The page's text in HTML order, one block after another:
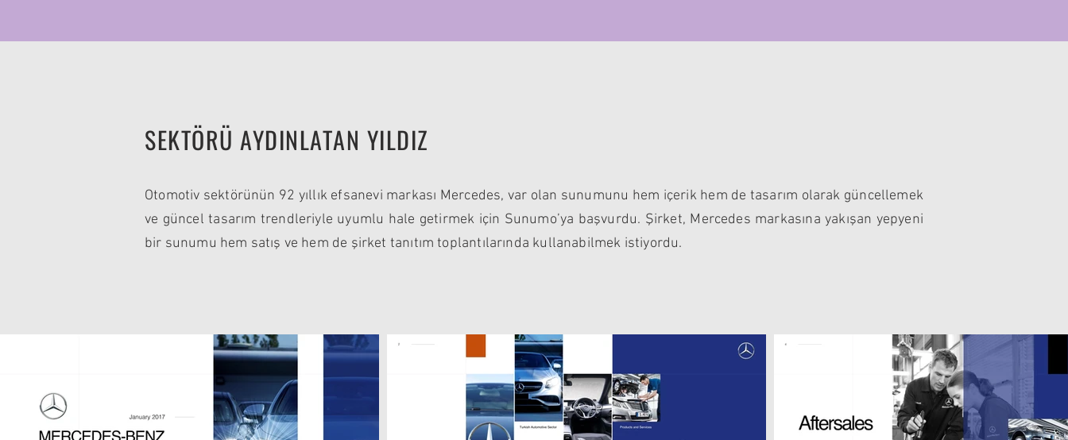
SEKTÖRÜ AYDINLATAN YILDIZ
Otomotiv sektörünün 92 yıllık efsanevi markası Mercedes, var olan sunumunu hem içerik hem de tasarım olarak güncellemek
ve güncel tasarım trendleriyle uyumlu hale getirmek için Sunumo’ya başvurdu. Şirket, Mercedes markasına yakışan yepyeni
bir sunumu hem satış ve hem de şirket tanıtım toplantılarında kullanabilmek istiyordu.